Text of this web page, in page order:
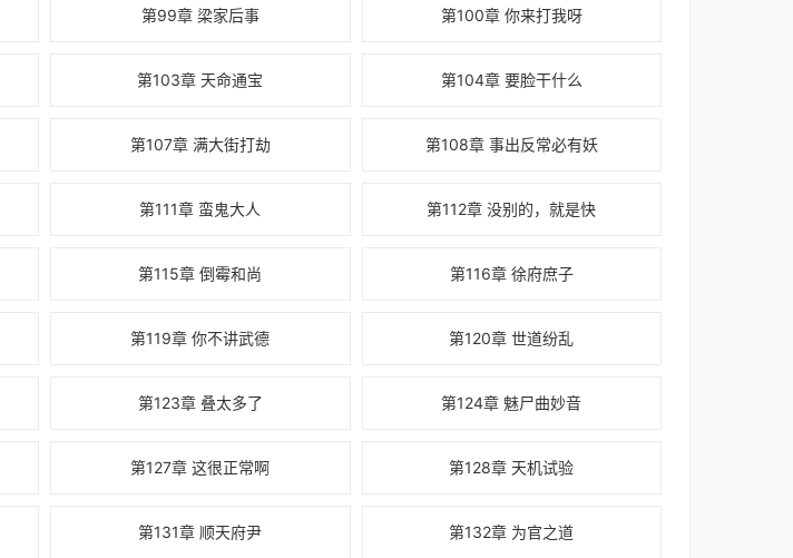
第99章 梁家后事 第100章 你来打我呀
第103章 天命通宝 第104章 要脸干什么
第107章 满大街打劫 第108章 事出反常必有妖
第111章 蛮鬼大人 第112章 没别的，就是快
第115章 倒霉和尚 第116章 徐府庶子
第119章 你不讲武德 第120章 世道纷乱
第123章 叠太多了 第124章 魅尸曲妙音
第127章 这很正常啊 第128章 天机试验
第131章 顺天府尹 第132章 为官之道